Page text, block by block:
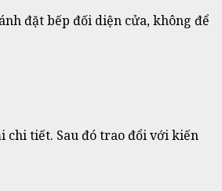
đặt bếp đối diện cửa, không để
chi tiết. Sau đó trao đổi với kiến